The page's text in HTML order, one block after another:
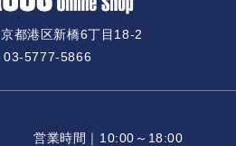
都港区新橋6丁目18-2
03-5777-5866
営業時間｜10:00～18:00